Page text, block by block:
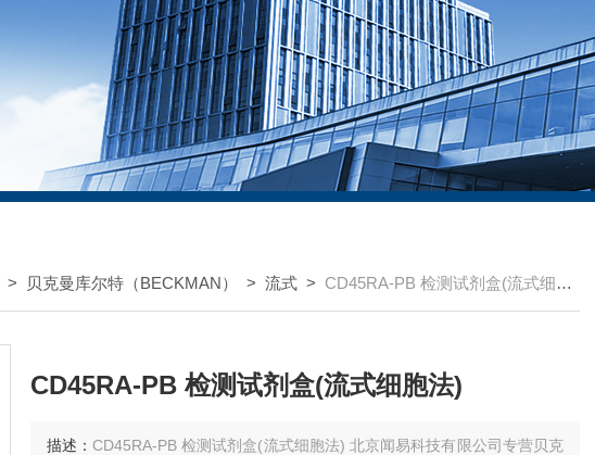
> 贝克曼库尔特（BECKMAN） >流式 > CD45RA-PB 检测试剂盒(流式细胞法)
CD45RA-PB 检测试剂盒(流式细胞法)
描述： CD45RA-PB 检测试剂盒(流式细胞法) 北京闻易科技有限公司专营贝克